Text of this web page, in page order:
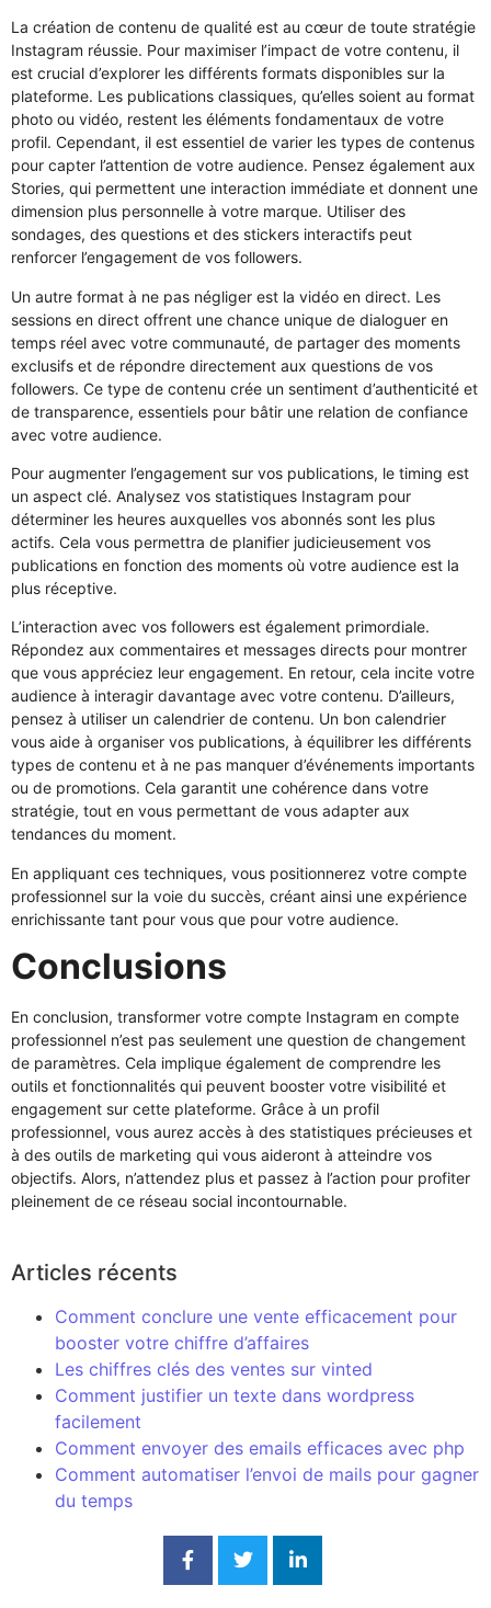
La création de contenu de qualité est au cœur de toute stratégie
Instagram réussie. Pour maximiser l’impact de votre contenu, il
est crucial d’explorer les différents formats disponibles sur la
plateforme. Les publications classiques, qu’elles soient au format
photo ou vidéo, restent les éléments fondamentaux de votre
profil. Cependant, il est essentiel de varier les types de contenus
pour capter l’attention de votre audience. Pensez également aux
Stories, qui permettent une interaction immédiate et donnent une
dimension plus personnelle à votre marque. Utiliser des
sondages, des questions et des stickers interactifs peut
renforcer l’engagement de vos followers.
Un autre format à ne pas négliger est la vidéo en direct. Les
sessions en direct offrent une chance unique de dialoguer en
temps réel avec votre communauté, de partager des moments
exclusifs et de répondre directement aux questions de vos
followers. Ce type de contenu crée un sentiment d’authenticité et
de transparence, essentiels pour bâtir une relation de confiance
avec votre audience.
Pour augmenter l’engagement sur vos publications, le timing est
un aspect clé. Analysez vos statistiques Instagram pour
déterminer les heures auxquelles vos abonnés sont les plus
actifs. Cela vous permettra de planifier judicieusement vos
publications en fonction des moments où votre audience est la
plus réceptive.
L’interaction avec vos followers est également primordiale.
Répondez aux commentaires et messages directs pour montrer
que vous appréciez leur engagement. En retour, cela incite votre
audience à interagir davantage avec votre contenu. D’ailleurs,
pensez à utiliser un calendrier de contenu. Un bon calendrier
vous aide à organiser vos publications, à équilibrer les différents
types de contenu et à ne pas manquer d’événements importants
ou de promotions. Cela garantit une cohérence dans votre
stratégie, tout en vous permettant de vous adapter aux
tendances du moment.
En appliquant ces techniques, vous positionnerez votre compte
professionnel sur la voie du succès, créant ainsi une expérience
enrichissante tant pour vous que pour votre audience.
Conclusions
En conclusion, transformer votre compte Instagram en compte
professionnel n’est pas seulement une question de changement
de paramètres. Cela implique également de comprendre les
outils et fonctionnalités qui peuvent booster votre visibilité et
engagement sur cette plateforme. Grâce à un profil
professionnel, vous aurez accès à des statistiques précieuses et
à des outils de marketing qui vous aideront à atteindre vos
objectifs. Alors, n’attendez plus et passez à l’action pour profiter
pleinement de ce réseau social incontournable.
Articles récents
Comment conclure une vente efficacement pour
booster votre chiffre d’affaires
Les chiffres clés des ventes sur vinted
Comment justifier un texte dans wordpress
facilement
Comment envoyer des emails efficaces avec php
Comment automatiser l’envoi de mails pour gagner
du temps